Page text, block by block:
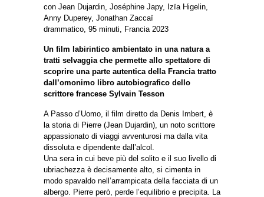
con Jean Dujardin, Joséphine Japy, Izïa Higelin,
Anny Duperey, Jonathan Zaccaï
drammatico, 95 minuti, Francia 2023
Un film labirintico ambientato in una natura a
tratti selvaggia che permette allo spettatore di
scoprire una parte autentica della Francia tratto
dall’omonimo libro autobiografico dello
scrittore francese Sylvain Tesson
A Passo d’Uomo, il film diretto da Denis Imbert, è
la storia di Pierre (Jean Dujardin), un noto scrittore
appassionato di viaggi avventurosi ma dalla vita
dissoluta e dipendente dall’alcol.
Una sera in cui beve più del solito e il suo livello di
ubriachezza è decisamente alto, si cimenta in
modo spavaldo nell’arrampicata della facciata di un
albergo. Pierre però, perde l’equilibrio e precipita. La